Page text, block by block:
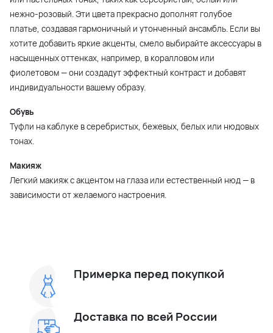
нежно-розовый. Эти цвета прекрасно дополнят голубое
платье, создавая гармоничный и утонченный ансамбль. Если вы
хотите добавить яркие акценты, смело выбирайте аксессуары в
насыщенных оттенках, например, в коралловом или
фиолетовом — они создадут эффектный контраст и добавят
индивидуальности вашему образу.
Обувь
Туфли на каблуке в серебристых, бежевых, белых или нюдовых
тонах.
Макияж
Легкий макияж с акцентом на глаза или естественный нюд — в
зависимости от желаемого настроения.
Примерка перед покупкой
Доставка по всей России